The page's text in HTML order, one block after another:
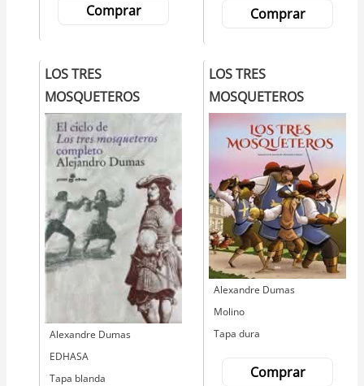
Comprar Comprar
LOS TRES
MOSQUETEROS
Autor
Alexandre Dumas
Editorial
EDHASA
Tapa blanda
LOS TRES
MOSQUETEROS
Autor
Alexandre Dumas
Editorial
Molino
Tapa dura
Comprar